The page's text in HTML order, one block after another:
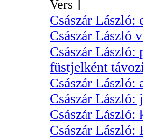
Vers ]
Császár László:
Császár László
Császár
füstjelként
Császár László:
Császár
Császár László:
Császár